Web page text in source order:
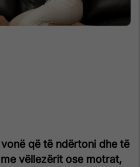
që të ndërtoni dhe të
vëllezërit ose motrat,